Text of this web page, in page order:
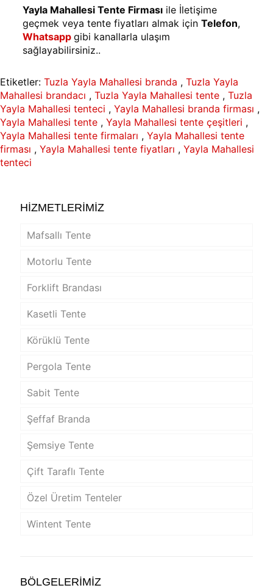
Yayla Mahallesi Tente Firmasıile İletişime
geçmek veya tente fiyatları almak için Telefon,
Whatsapp gibi kanallarla ulaşım
sağlayabilirsiniz..
Etiketler: Tuzla Yayla Mahallesi branda , Tuzla Yayla
Mahallesi brandacı , Tuzla Yayla Mahallesi tente , Tuzla
Yayla Mahallesi tenteci , Yayla Mahallesi branda firması ,
Yayla Mahallesi tente , Yayla Mahallesi tente çeşitleri ,
Yayla Mahallesi tente firmaları , Yayla Mahallesi tente
firması , Yayla Mahallesi tente fiyatları , Yayla Mahallesi
tenteci
HİZMETLERİMİZ
Mafsallı Tente
Motorlu Tente
Forklift Brandası
Kasetli Tente
Körüklü Tente
Pergola Tente
Sabit Tente
Şeffaf Branda
Şemsiye Tente
Çift Taraflı Tente
Özel Üretim Tenteler
Wintent Tente
BÖLGELERİMİZ